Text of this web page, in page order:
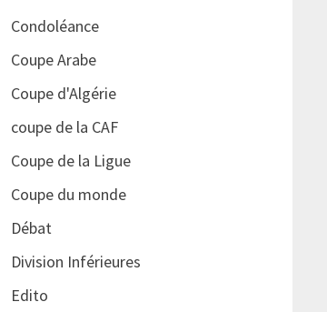
Condoléance
Coupe Arabe
Coupe d'Algérie
coupe de la CAF
Coupe de la Ligue
Coupe du monde
Débat
Division Inférieures
Edito